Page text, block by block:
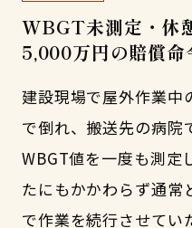
WBGT未測定・休
5,000万円の賠償命
建設現場で屋外作業中
で倒れ、搬送先の病院
WBGT値を一度も測定
たにもかかわらず通常
で作業を続行させてい